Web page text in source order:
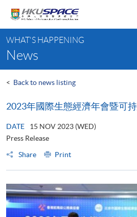
content
content
start
WHAT'S HAPPENING
News
< Back to news listing
2023年國際生態經濟年會暨可
DATE
15 NOV 2023 (WED)
Press Release
Share
Print